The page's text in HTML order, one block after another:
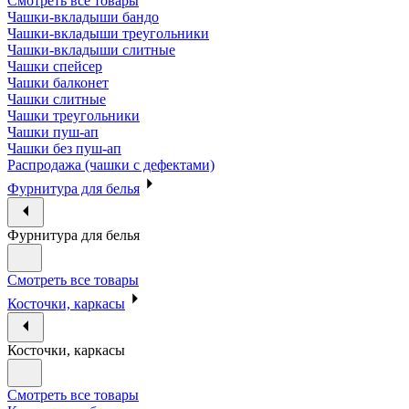
Чашки-вкладыши бандо
Чашки-вкладыши треугольники
Чашки-вкладыши слитные
Чашки спейсер
Чашки балконет
Чашки слитные
Чашки треугольники
Чашки пуш-ап
Чашки без пуш-ап
Распродажа (чашки с дефектами)
Фурнитура для белья
Фурнитура для белья
Смотреть все товары
Косточки, каркасы
Косточки, каркасы
Смотреть все товары